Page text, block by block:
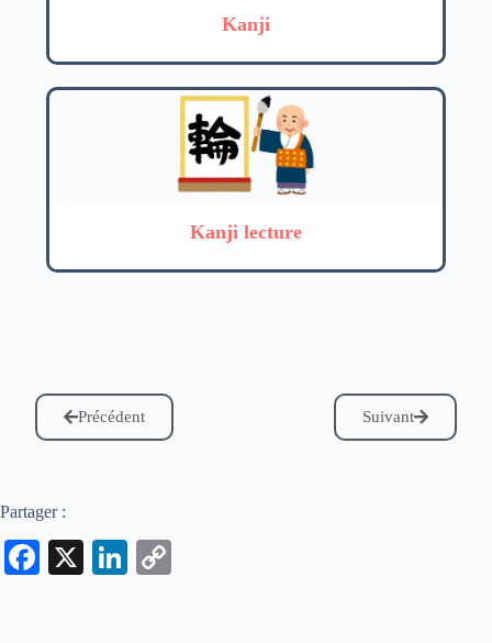
Kanji
Kanji lecture
Précédent Suivant
Partager :
Fa
X
Li